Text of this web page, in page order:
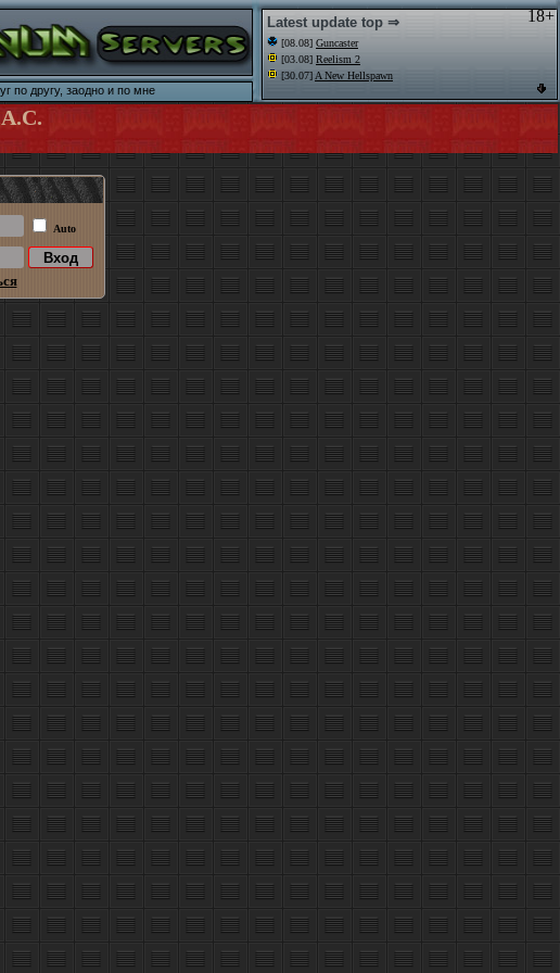
18+
Latest update top ⇒
[08.08] Guncaster
[03.08] Reelism 2
[30.07] A New Hellspawn
по другу, заодно и по мне
Auto